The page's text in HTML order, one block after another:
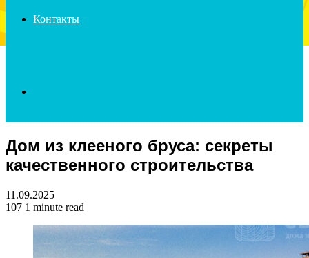
Контакты
for
Дом из клееного бруса: секреты
качественного строительства
11.09.2025
107 1 minute read